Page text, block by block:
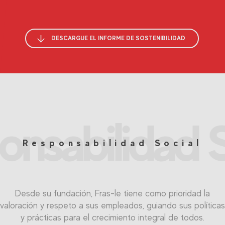
DESCARGUE EL INFORME DE SOSTENIBILIDAD
Responsabilidad Social
Desde su fundación, Fras-le tiene como prioridad la
valoración y respeto a sus empleados, guiando sus políticas
y prácticas para el crecimiento integral de todos.